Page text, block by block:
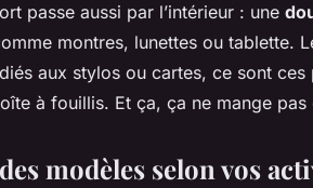
passe aussi par l’intérieur : une
montres, lunettes ou tablette.
aux stylos ou cartes, ce sont ces
à fouillis. Et ça, ça ne mange
modèles selon vos